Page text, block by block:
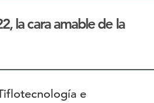
la cara amable de la
e